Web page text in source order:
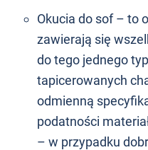
Okucia do sof – to
zawierają się
do tego jednego
tapicerowanych
odmienną
podatności
– w przypadku